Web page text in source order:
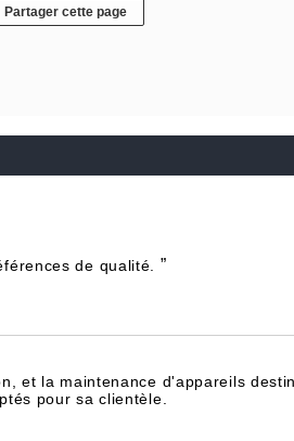
Partager cette page
de qualité. ”
et la maintenance d'appareils
pour sa clientèle.